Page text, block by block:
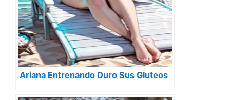
Ariana Entrenando Duro Sus Gluteos